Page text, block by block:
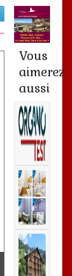
Vous
aimerez
aussi